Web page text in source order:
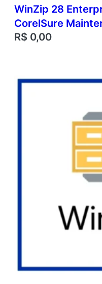
WinZip 28
CorelSure
R$ 0,00